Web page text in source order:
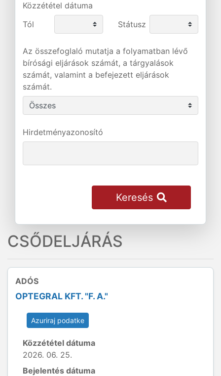
Közzététel dátuma
Tól
Státusz
Az összefoglaló mutatja a folyamatban lévő
bírósági eljárások számát, a tárgyalások
számát, valamint a befejezett eljárások
számát.
Hirdetményazonosító
Keresés
CSŐDELJÁRÁS
ADÓS
OPTEGRAL KFT. "F. A."
Azuriraj podatke
Közzététel dátuma
2026. 06. 25.
Bejelentés dátuma